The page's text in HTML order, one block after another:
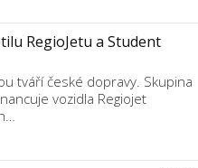
RegioJetu a Student
tváří české dopravy. Skupina
vozidla Regiojet